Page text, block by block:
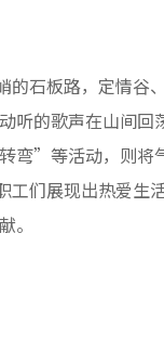
的石板路，定情谷
听的歌声在山间
”等活动，则将
工们展现出热爱
。